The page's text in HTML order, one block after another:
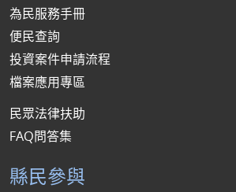
為民服務手冊
便民查詢
投資案件申請流程
檔案應用專區
民眾法律扶助
FAQ問答集
縣民參與